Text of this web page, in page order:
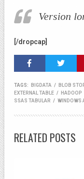
Version
[/dropcap]
TAGS: BIGDATA / BLOB
EXTERNAL TABLE / HADOOP
SSAS TABULAR / WINDOWS
RELATED POSTS